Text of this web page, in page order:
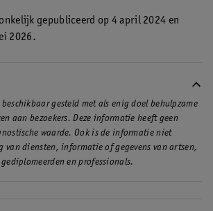
gepubliceerd op 4 april 2024 en
2026.
gesteld met als enig doel behulpzame
aan bezoekers. Deze informatie heeft geen
waarde. Ook is de informatie niet
van diensten, informatie of gegevens van artsen,
en professionals.